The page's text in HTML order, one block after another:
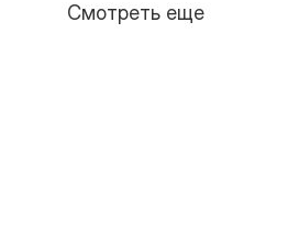
Смотреть еще